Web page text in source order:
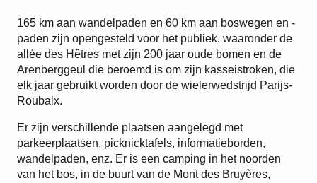
165 km aan wandelpaden en 60 km aan boswegen en -
paden zijn opengesteld voor het publiek, waaronder de
allée des Hêtres met zijn 200 jaar oude bomen en de
Arenberggeul die beroemd is om zijn kasseistroken, die
elk jaar gebruikt worden door de wielerwedstrijd Parijs-
Roubaix.
Er zijn verschillende plaatsen aangelegd met
parkeerplaatsen, picknicktafels, informatieborden,
wandelpaden, enz. Er is een camping in het noorden
van het bos, in de buurt van de Mont des Bruyères,